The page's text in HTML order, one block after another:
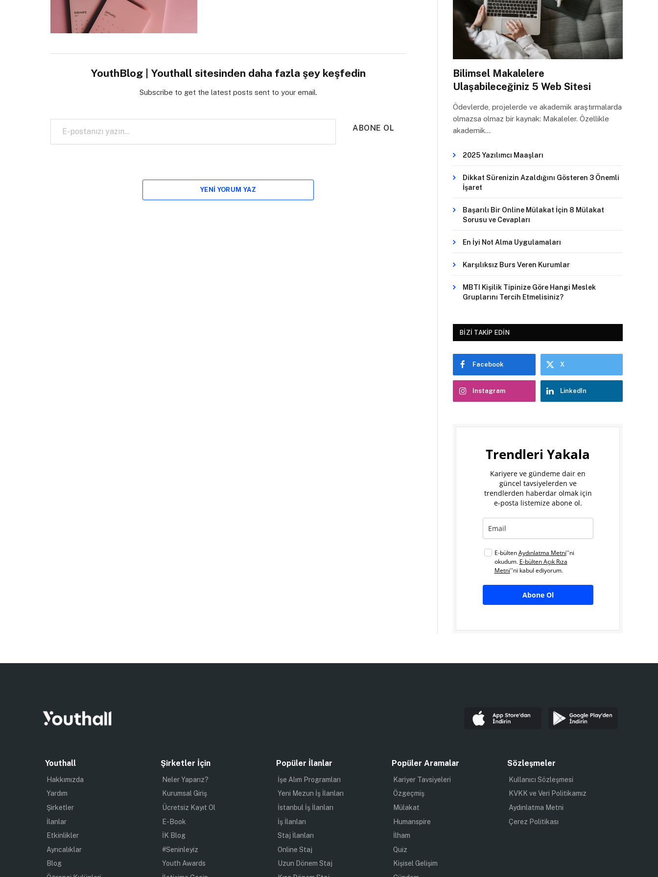
YouthBlog | Youthall sitesinden daha fazla şey keşfedin
Subscribe to get the latest posts sent to your email.
E-postanızı yazın…
ABONE OL
YENI YORUM YAZ
Bilimsel Makalelere
Ulaşabileceğiniz 5 Web Sitesi
Ödevlerde, projelerde ve akademik araştırmalarda
olmazsa olmaz bir kaynak: Makaleler. Özellikle
akademik…
2025 Yazılımcı Maaşları
Dikkat Sürenizin Azaldığını Gösteren 3 Önemli
İşaret
Başarılı Bir Online Mülakat İçin 8 Mülakat
Sorusu ve Cevapları
En İyi Not Alma Uygulamaları
Karşılıksız Burs Veren Kurumlar
MBTI Kişilik Tipinize Göre Hangi Meslek
Gruplarını Tercih Etmelisiniz?
BIZI TAKIP EDIN
Facebook X
Instagram LinkedIn
Trendleri Yakala
Kariyere ve gündeme dair en
güncel tavsiyelerden ve
trendlerden haberdar olmak için
e-posta listemize abone ol.
E-bültenAydınlatma Metni''ni
okudum. E-bülten Açık Rıza
Metni''ni kabul ediyorum.
Abone Ol
Youthall
Hakkımızda
Yardım
Şirketler
İlanlar
Etkinlikler
Ayrıcalıklar
Blog
Şirketler İçin
Neler Yaparız?
Kurumsal Giriş
Ücretsiz Kayıt Ol
E-Book
İK Blog
#Seninleyiz
Youth Awards
Popüler İlanlar
İşe Alım Programları
Yeni Mezun İş İlanları
İstanbul İş İlanları
İş İlanları
Staj İlanları
Online Staj
Uzun Dönem Staj
Popüler Aramalar
Kariyer Tavsiyeleri
Özgeçmiş
Mülakat
Humanspire
İlham
Quiz
Kişisel Gelişim
Sözleşmeler
Kullanıcı Sözleşmesi
KVKK ve Veri Politikamız
Aydınlatma Metni
Çerez Politikası